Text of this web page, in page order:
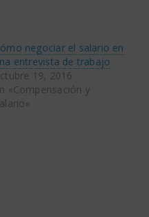
negociar el salario en
entrevista de trabajo
19, 2016
«Compensación y